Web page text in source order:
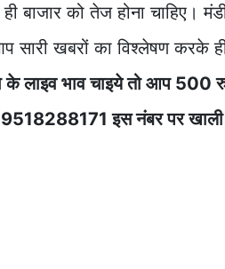
बाजार को तेज होना चाहिए।
खबरों का विश्लेषण करके
लाइव भाव चाइये तो आप 500
इस नंबर पर